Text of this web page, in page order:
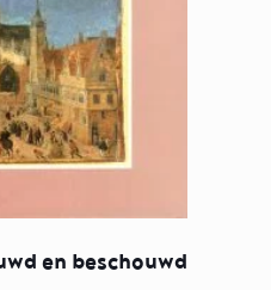
en beschouwd